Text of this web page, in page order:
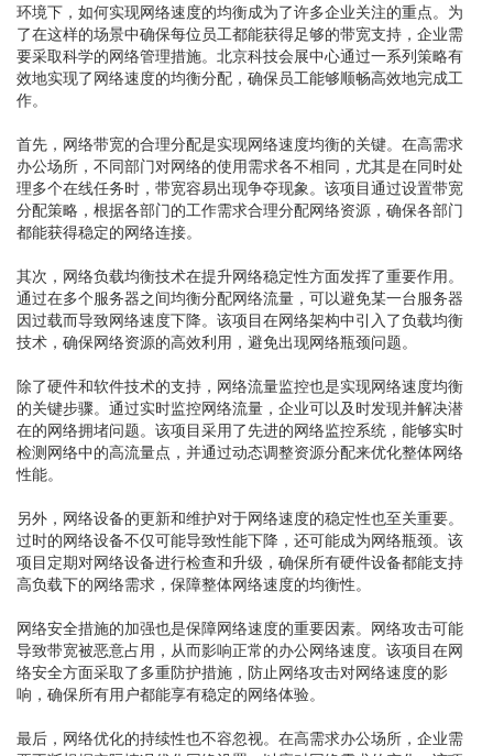
环境下，如何实现网络速度的均衡成为了许多企业关注的重点。为
了在这样的场景中确保每位员工都能获得足够的带宽支持，企业需
要采取科学的网络管理措施。北京科技会展中心通过一系列策略有
效地实现了网络速度的均衡分配，确保员工能够顺畅高效地完成工
作。
首先，网络带宽的合理分配是实现网络速度均衡的关键。在高需求
办公场所，不同部门对网络的使用需求各不相同，尤其是在同时处
理多个在线任务时，带宽容易出现争夺现象。该项目通过设置带宽
分配策略，根据各部门的工作需求合理分配网络资源，确保各部门
都能获得稳定的网络连接。
其次，网络负载均衡技术在提升网络稳定性方面发挥了重要作用。
通过在多个服务器之间均衡分配网络流量，可以避免某一台服务器
因过载而导致网络速度下降。该项目在网络架构中引入了负载均衡
技术，确保网络资源的高效利用，避免出现网络瓶颈问题。
除了硬件和软件技术的支持，网络流量监控也是实现网络速度均衡
的关键步骤。通过实时监控网络流量，企业可以及时发现并解决潜
在的网络拥堵问题。该项目采用了先进的网络监控系统，能够实时
检测网络中的高流量点，并通过动态调整资源分配来优化整体网络
性能。
另外，网络设备的更新和维护对于网络速度的稳定性也至关重要。
过时的网络设备不仅可能导致性能下降，还可能成为网络瓶颈。该
项目定期对网络设备进行检查和升级，确保所有硬件设备都能支持
高负载下的网络需求，保障整体网络速度的均衡性。
网络安全措施的加强也是保障网络速度的重要因素。网络攻击可能
导致带宽被恶意占用，从而影响正常的办公网络速度。该项目在网
络安全方面采取了多重防护措施，防止网络攻击对网络速度的影
响，确保所有用户都能享有稳定的网络体验。
最后，网络优化的持续性也不容忽视。在高需求办公场所，企业需